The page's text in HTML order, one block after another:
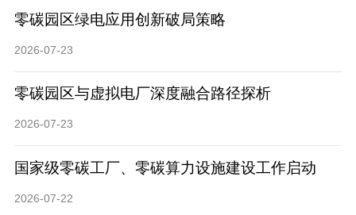
零碳园区绿电应用创新破局策略
2026-07-23
零碳园区与虚拟电厂深度融合路径探析
2026-07-23
国家级零碳工厂、零碳算力设施建设工作启动
2026-07-22